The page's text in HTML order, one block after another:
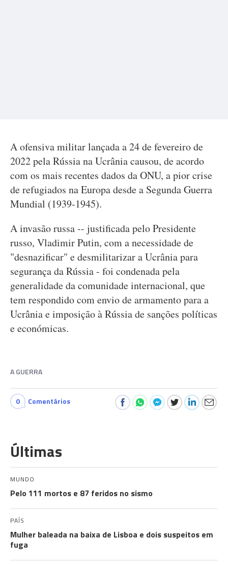
A ofensiva militar lançada a 24 de fevereiro de
2022 pela Rússia na Ucrânia causou, de acordo
com os mais recentes dados da ONU, a pior crise
de refugiados na Europa desde a Segunda Guerra
Mundial (1939-1945).
A invasão russa -- justificada pelo Presidente
russo, Vladimir Putin, com a necessidade de
"desnazificar" e desmilitarizar a Ucrânia para
segurança da Rússia - foi condenada pela
generalidade da comunidade internacional, que
tem respondido com envio de armamento para a
Ucrânia e imposição à Rússia de sanções políticas
e económicas.
A GUERRA
0 Comentários
Últimas
MUNDO
Pelo 111 mortos e 87 feridos no sismo
PAÍS
Mulher baleada na baixa de Lisboa e dois suspeitos em
fuga